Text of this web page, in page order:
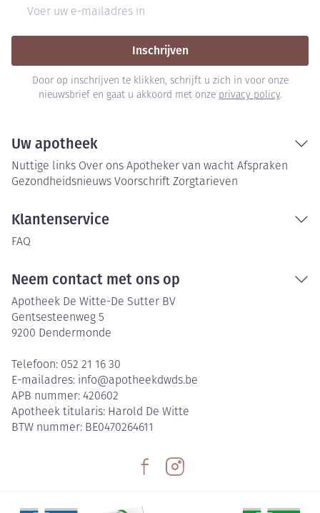
Inschrijven
Door op inschrijven te klikken, schrijft u zich in voor onze
nieuwsbrief en gaat u akkoord met onze privacy policy.
Uw apotheek
Nuttige links Over ons Apotheker van wacht Afspraken
Gezondheidsnieuws Voorschrift Zorgtarieven
Klantenservice
FAQ
Neem contact met ons op
Apotheek De Witte-De Sutter BV
Gentsesteenweg 5
9200 Dendermonde
Telefoon: 052 21 16 30
E-mailadres: info@apotheekdwds.be
APB nummer: 420602
Apotheek titularis: Harold De Witte
BTW nummer: BE0470264611